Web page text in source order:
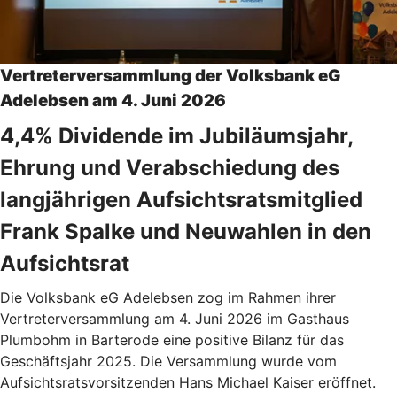
Vertreterversammlung der Volksbank eG
Adelebsen am 4. Juni 2026
4,4% Dividende im Jubiläumsjahr,
Ehrung und Verabschiedung des
langjährigen Aufsichtsratsmitglied
Frank Spalke und Neuwahlen in den
Aufsichtsrat
Die Volksbank eG Adelebsen zog im Rahmen ihrer
Vertreterversammlung am 4. Juni 2026 im Gasthaus
Plumbohm in Barterode eine positive Bilanz für das
Geschäftsjahr 2025. Die Versammlung wurde vom
Aufsichtsratsvorsitzenden Hans Michael Kaiser eröffnet.